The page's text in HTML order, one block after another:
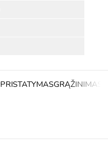
PRISTATYMASGRĄŽINIMAS